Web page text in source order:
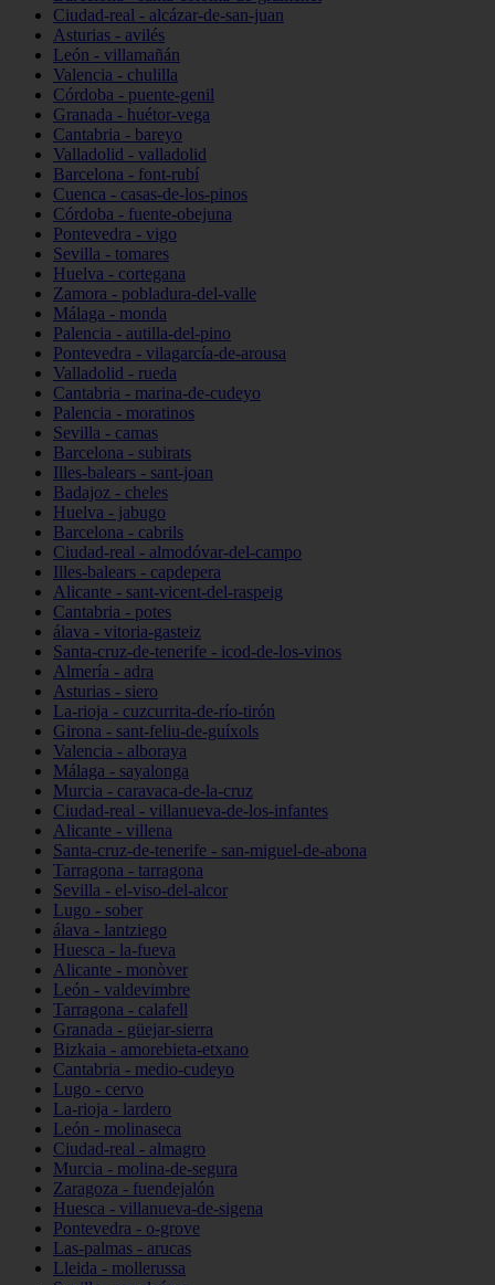
Ciudad-real - alcázar-de-san-juan
Asturias - avilés
León - villamañán
Valencia - chulilla
Córdoba - puente-genil
Granada - huétor-vega
Cantabria - bareyo
Valladolid - valladolid
Barcelona - font-rubí
Cuenca - casas-de-los-pinos
Córdoba - fuente-obejuna
Pontevedra - vigo
Sevilla - tomares
Huelva - cortegana
Zamora - pobladura-del-valle
Málaga - monda
Palencia - autilla-del-pino
Pontevedra - vilagarcía-de-arousa
Valladolid - rueda
Cantabria - marina-de-cudeyo
Palencia - moratinos
Sevilla - camas
Barcelona - subirats
Illes-balears - sant-joan
Badajoz - cheles
Huelva - jabugo
Barcelona - cabrils
Ciudad-real - almodóvar-del-campo
Illes-balears - capdepera
Alicante - sant-vicent-del-raspeig
Cantabria - potes
álava - vitoria-gasteiz
Santa-cruz-de-tenerife - icod-de-los-vinos
Almería - adra
Asturias - siero
La-rioja - cuzcurrita-de-río-tirón
Girona - sant-feliu-de-guíxols
Valencia - alboraya
Málaga - sayalonga
Murcia - caravaca-de-la-cruz
Ciudad-real - villanueva-de-los-infantes
Alicante - villena
Santa-cruz-de-tenerife - san-miguel-de-abona
Tarragona - tarragona
Sevilla - el-viso-del-alcor
Lugo - sober
álava - lantziego
Huesca - la-fueva
Alicante - monòver
León - valdevimbre
Tarragona - calafell
Granada - güejar-sierra
Bizkaia - amorebieta-etxano
Cantabria - medio-cudeyo
Lugo - cervo
La-rioja - lardero
León - molinaseca
Ciudad-real - almagro
Murcia - molina-de-segura
Zaragoza - fuendejalón
Huesca - villanueva-de-sigena
Pontevedra - o-grove
Las-palmas - arucas
Lleida - mollerussa